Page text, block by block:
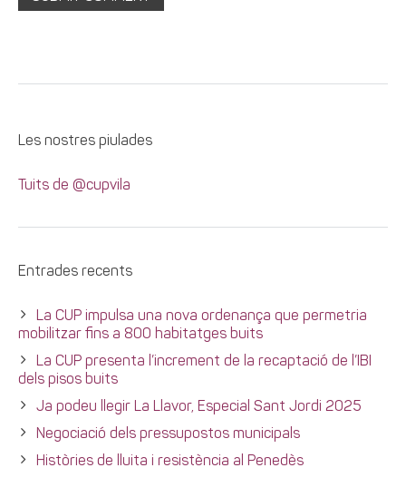
Les nostres piulades
Tuits de @cupvila
Entrades recents
La CUP impulsa una nova ordenança que permetria
mobilitzar fins a 800 habitatges buits
La CUP presenta l’increment de la recaptació de l’IBI
dels pisos buits
Ja podeu llegir La Llavor, Especial Sant Jordi 2025
Negociació dels pressupostos municipals
Històries de lluita i resistència al Penedès